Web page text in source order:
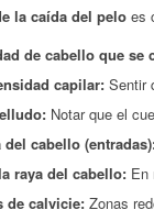
la caída del pelo es
de cabello que se
capilar: Sentir
Notar que el
cabello
raya del cabello: En
de calvicie: Zonas